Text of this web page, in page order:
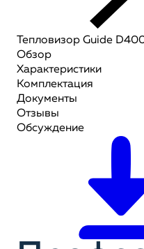
Тепловизор Guide
Обзор
Характеристики
Комплектация
Документы
Отзывы
Обсуждение